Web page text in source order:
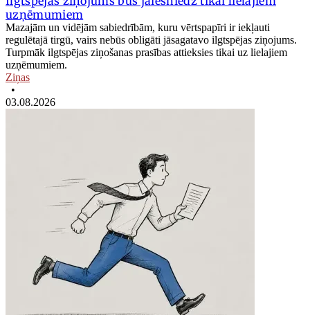
uzņēmumiem
Mazajām un vidējām sabiedrībām, kuru vērtspapīri ir iekļauti
regulētajā tirgū, vairs nebūs obligāti jāsagatavo ilgtspējas ziņojums.
Turpmāk ilgtspējas ziņošanas prasības attieksies tikai uz lielajiem
uzņēmumiem.
Ziņas
•
03.08.2026